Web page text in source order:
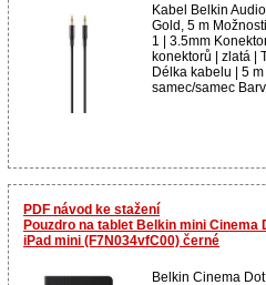
Kabel Belkin
Gold, 5 m
1 | 3.5mm
konektorů | zlatá |
Délka kabelu | 5 m
samec/samec
PDF návod ke stažení
Pouzdro na tablet Belkin mini Cinema
iPad mini (F7N034vfC00) černé
Belkin Cinema